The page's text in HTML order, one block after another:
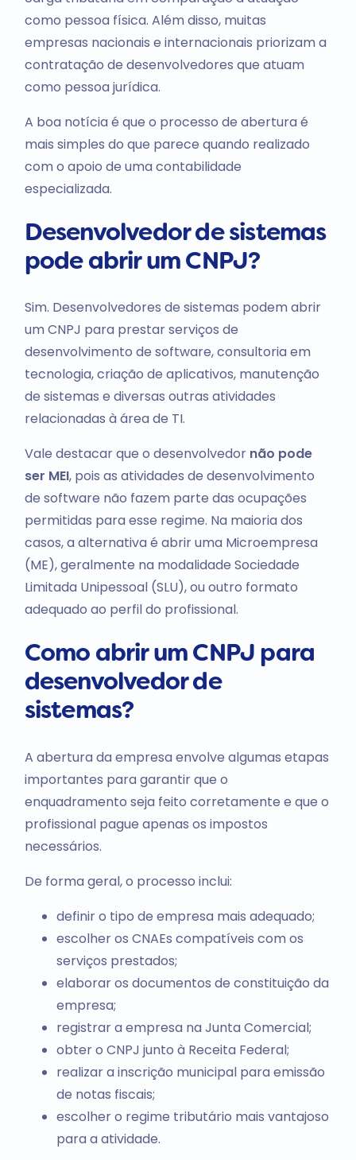
como pessoa física. Além disso, muitas
empresas nacionais e internacionais priorizam a
contratação de desenvolvedores que atuam
como pessoa jurídica.
A boa notícia é que o processo de abertura é
mais simples do que parece quando realizado
com o apoio de uma contabilidade
especializada.
Desenvolvedor de sistemas
pode abrir um CNPJ?
Sim. Desenvolvedores de sistemas podem abrir
um CNPJ para prestar serviços de
desenvolvimento de software, consultoria em
tecnologia, criação de aplicativos, manutenção
de sistemas e diversas outras atividades
relacionadas à área de TI.
Vale destacar que o desenvolvedor não pode
ser MEI, pois as atividades de desenvolvimento
de software não fazem parte das ocupações
permitidas para esse regime. Na maioria dos
casos, a alternativa é abrir uma Microempresa
(ME), geralmente na modalidade Sociedade
Limitada Unipessoal (SLU), ou outro formato
adequado ao perfil do profissional.
Como abrir um CNPJ para
desenvolvedor de
sistemas?
A abertura da empresa envolve algumas etapas
importantes para garantir que o
enquadramento seja feito corretamente e que o
profissional pague apenas os impostos
necessários.
De forma geral, o processo inclui:
definir o tipo de empresa mais adequado;
escolher os CNAEs compatíveis com os
serviços prestados;
elaborar os documentos de constituição da
empresa;
registrar a empresa na Junta Comercial;
obter o CNPJ junto à Receita Federal;
realizar a inscrição municipal para emissão
de notas fiscais;
escolher o regime tributário mais vantajoso
para a atividade.